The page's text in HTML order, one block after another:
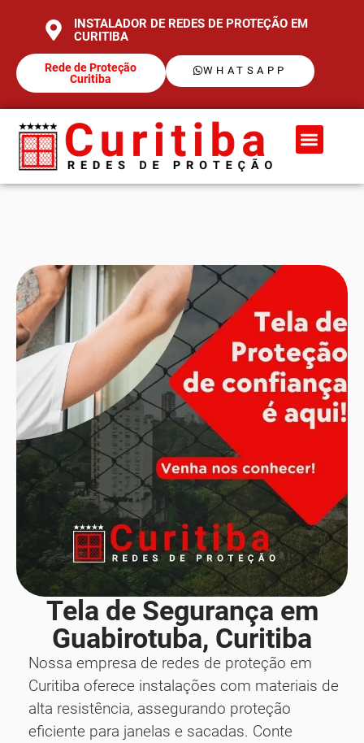
INSTALADOR DE REDES DE PROTEÇÃO EM
CURITIBA
Rede de Proteção
Curitiba
WHATSAPP
Tela de Segurança em
Guabirotuba, Curitiba
Nossa empresa de redes de proteção em
Curitiba oferece instalações com materiais de
alta resistência, assegurando proteção
eficiente para janelas e sacadas. Conte